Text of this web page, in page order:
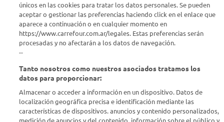
Estamos para ayudarte
¿Tenés una consulta? Comunicate con nosotrosacá
Descubrí Carrefour
Conocenos
Info útil
únicos en las cookies para tratar los datos personales. Se pueden
aceptar o gestionar las preferencias haciendo click en el enlace que
aparece a continuación o en cualquier momento en
https://www.carrefour.com.ar/legales. Estas preferencias serán
procesadas y no afectarán a los datos de navegación.
--
Tanto nosotros como nuestros asociados tratamos los
datos para proporcionar:
Almacenar o acceder a información en un dispositivo. Datos de
localización geográfica precisa e identificación mediante las
características de dispositivos. anuncios y contenido personalizados,